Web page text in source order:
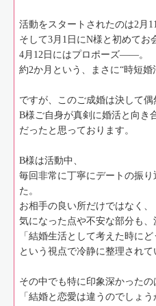
活動をスタートされたのは2月11
そして3月1日にN様と初めてお
4月12日にはプロポーズ――。
約2か月という、まさに“時短婚
ですが、このご成婚は決して偶
B様ご自身が真剣に婚活と向き
だったと思っております。
B様は活動中、
毎回非常に丁寧にデートの振
た。
お相手の良い所だけではなく、
気になった点や不安な部分も、
「結婚生活として考えた時にど
という視点で冷静に整理されて
その中でも特に印象深かったの
「結婚と恋愛は違うのでしょう